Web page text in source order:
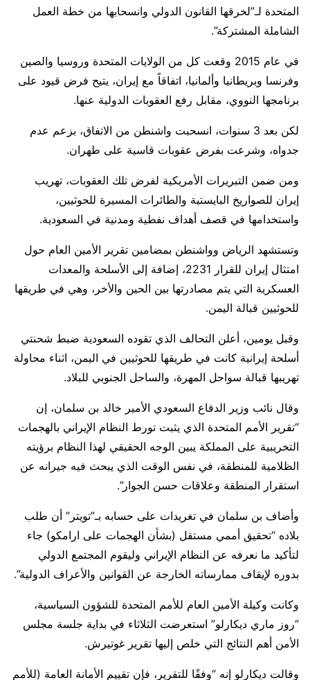
المتحدة لـ”لخرقها القانون الدولي وانسحابها من خطة العمل
الشاملة المشتركة”.
في عام 2015 وقعت كل من الولايات المتحدة وروسيا والصين
وفرنسا وبريطانيا وألمانيا، اتفاقاً مع إيران، يتيح فرض قيود على
برنامجها النووي، مقابل رفع العقوبات الدولية عنها.
لكن بعد 3 سنوات، انسحبت واشنطن من الاتفاق، بزعم عدم
جدواه، وشرعت بفرض عقوبات قاسية على طهران.
ومن ضمن التبريرات الأمريكية لفرض تلك العقوبات، تهريب
إيران للصواريخ البايستية والطائرات المسيرة للحوثيين،
واستخدامها في قصف أهداف نفطية ومدنية في السعودية.
وتستشهد الرياض وواشنطن بمضامين تقرير الأمين العام حول
امتثال إيران للقرار 2231، إضافة إلى الأسلحة والمعدات
العسكرية التي يتم مصادرتها بين الحين والأخر، وهي في طريقها
للحوثيين قبالة اليمن.
وقبل يومين، أعلن التحالف الذي تقوده السعودية ضبط شحنتي
أسلحة إيرانية كانت في طريقها للحوثيين في اليمن، اثناء محاولة
تهريبها قبالة سواحل المهرة، والساحل الجنوبي للبلاد.
وقال نائب وزير الدفاع السعودي الأمير خالد بن سلمان، إن
“تقرير الأمم المتحدة الذي يثبت تورط النظام الإيراني بالهجمات
التخريبية على المملكة يبين الوجه الحقيقي لهذا النظام برؤيته
الظلامية للمنطقة، في نفس الوقت الذي يبحث فيه جيرانه عن
استقرار المنطقة وعلاقات حسن الجوار”.
وأضاف بن سلمان في تغريدات على حسابه بـ”تويتر” أن طلب
بلاده “تحقيق أممي مستقل (بشأن الهجمات على ارامكو) جاء
لتأكيد ما نعرفه عن النظام الإيراني وليقوم المجتمع الدولي
بدوره لإيقاف ممارساته الخارجة عن القوانين والأعراف الدولية”.
وكانت وكيلة الأمين العام للأمم المتحدة للشؤون السياسية،
“روز ماري ديكارلو” استعرضت الثلاثاء في بداية جلسة مجلس
الأمن أهم النتائج التي خلص إليها تقرير غوتيرش.
وقالت ديكارلو إنه “وفقًا للتقرير، فإن تقييم الأمانة العامة (للأمم